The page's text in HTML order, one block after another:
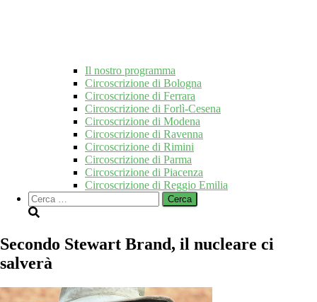
Il nostro programma
Circoscrizione di Bologna
Circoscrizione di Ferrara
Circoscrizione di Forlì-Cesena
Circoscrizione di Modena
Circoscrizione di Ravenna
Circoscrizione di Rimini
Circoscrizione di Parma
Circoscrizione di Piacenza
Circoscrizione di Reggio Emilia
Ricerca
per:
Secondo Stewart Brand, il nucleare ci
salverà